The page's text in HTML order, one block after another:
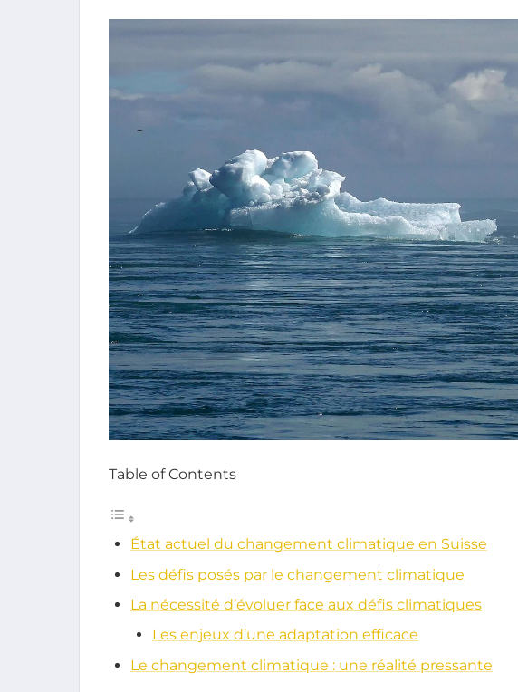
Table of Contents
État actuel du changement climatique en Suisse
Les défis posés par le changement climatique
La nécessité d’évoluer face aux défis climatiques
Les enjeux d’une adaptation efficace
Le changement climatique : une réalité pressante